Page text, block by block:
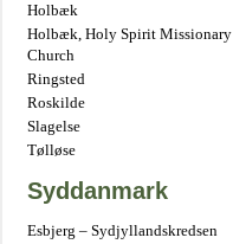
Holbæk
Holbæk, Holy Spirit Missionary
Church
Ringsted
Roskilde
Slagelse
Tølløse
Syddanmark
Esbjerg – Sydjyllandskredsen